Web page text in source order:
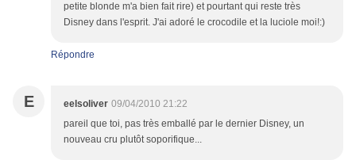
petite blonde m'a bien fait rire) et pourtant qui reste très
Disney dans l'esprit. J'ai adoré le crocodile et la luciole moi!:)
Répondre
E eelsoliver 09/04/2010 21:22
pareil que toi, pas très emballé par le dernier Disney, un
nouveau cru plutôt soporifique...